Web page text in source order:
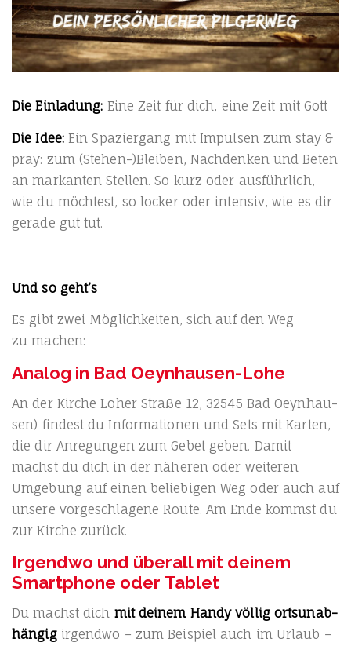
Die Ein­la­dung: Eine Zeit für dich, eine Zeit mit Gott
Die Idee: Ein Spa­zier­gang mit Impul­sen zum stay &
pray: zum (Stehen-)Bleiben, Nach­den­ken und Beten
an mar­kan­ten Stel­len. So kurz oder aus­führ­lich,
wie du möch­test, so locker oder inten­siv, wie es dir
gera­de gut tut.
Und so geht’s
Es gibt zwei Mög­lich­kei­ten, sich auf den Weg
zu machen:
Analog in Bad Oeynhausen-Lohe
An der Kir­che Loher Stra­ße 12, 32545 Bad Oeyn­hau­
sen) fin­dest du Infor­ma­tio­nen und Sets mit Kar­ten,
die dir Anre­gun­gen zum Gebet geben. Damit
machst du dich in der nähe­ren oder wei­te­ren
Umge­bung auf einen belie­bi­gen Weg oder auch auf
unse­re vor­ge­schla­ge­ne Rou­te. Am Ende kommst du
zur Kir­che zurück.
Irgendwo und überall mit deinem
Smartphone oder Tablet
Du machst dich mit dei­nem Han­dy völ­lig orts­un­ab­
hän­gigirgend­wo – zum Bei­spiel auch im Urlaub –